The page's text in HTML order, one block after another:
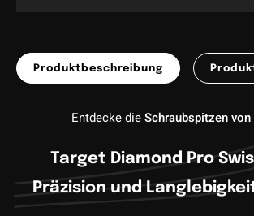
Produktbeschreibung
Entdecke dieSchraubspitzen von
Target Diamond Pro
Präzision und